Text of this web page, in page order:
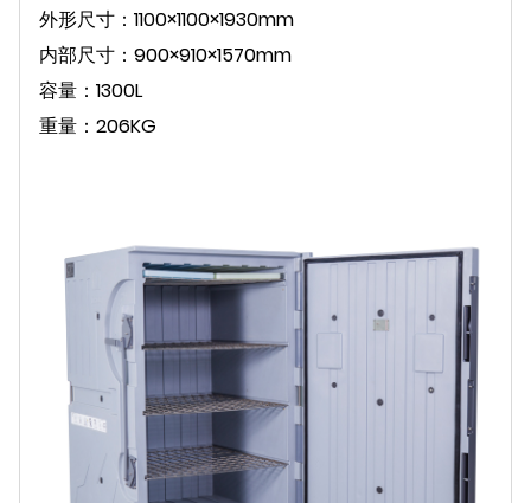
外形尺寸：1100×1100×1930mm
内部尺寸：900×910×1570mm
容量：1300L
重量：206KG